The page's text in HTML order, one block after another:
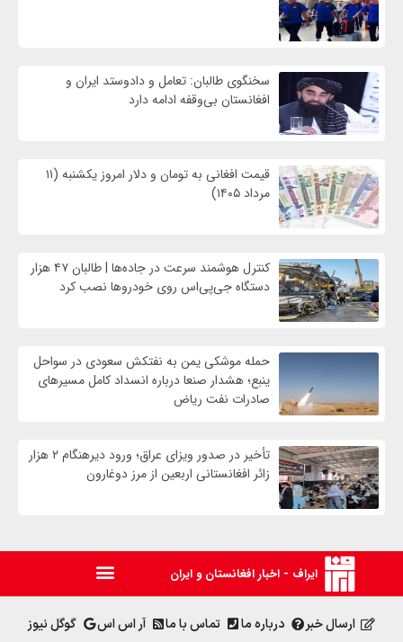
سخنگوی طالبان: تعامل و دادوستد ایران و
افغانستان بی‌وقفه ادامه دارد
قیمت افغانی به تومان و دلار امروز یکشنبه (۱۱
مرداد ۱۴۰۵)
کنترل هوشمند سرعت در جاده‌ها | طالبان ۴۷ هزار
دستگاه جی‌پی‌اس روی خودروها نصب کرد
حمله موشکی یمن به نفتکش سعودی در سواحل
ینبع؛ هشدار صنعا درباره انسداد کامل مسیرهای
صادرات نفت ریاض
تأخیر در صدور ویزای عراق؛ ورود دیرهنگام ۲ هزار
زائر افغانستانی اربعین از مرز دوغارون
ایراف - اخبار افغانستان و ایران
ارسال خبر درباره ما تماس با ما آر اس اس گوگل نیوز